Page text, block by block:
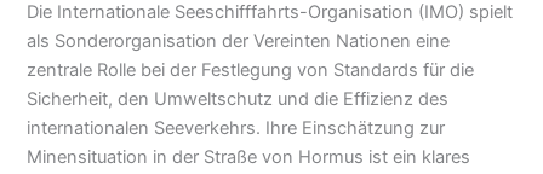
Die Internationale Seeschifffahrts-Organisation (IMO) spielt
als Sonderorganisation der Vereinten Nationen eine
zentrale Rolle bei der Festlegung von Standards für die
Sicherheit, den Umweltschutz und die Effizienz des
internationalen Seeverkehrs. Ihre Einschätzung zur
Minensituation in der Straße von Hormus ist ein klares